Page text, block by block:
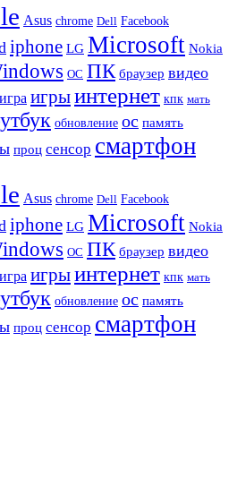
Asus chrome Dell Facebook
iphone LG Microsoft Nokia
ОС ПК браузер видео
игра игрыинтернет кпк мать
обновление ос память
проц сенсор смартфон
Asus chrome Dell Facebook
iphone LG Microsoft Nokia
ОС ПК браузер видео
игра игрыинтернет кпк мать
обновление ос память
проц сенсор смартфон